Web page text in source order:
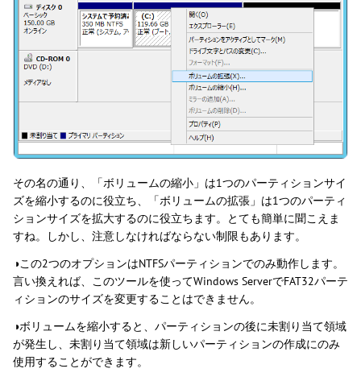
その名の通り、「ボリュームの縮小」は1つのパーティションサイ
ズを縮小するのに役立ち、「ボリュームの拡張」は1つのパーティ
ションサイズを拡大するのに役立ちます。とても簡単に聞こえま
すね。しかし、注意しなければならない制限もあります。
◑この2つのオプションはNTFSパーティションでのみ動作します。
言い換えれば、このツールを使ってWindows ServerでFAT32パーテ
ィションのサイズを変更することはできません。
◑ボリュームを縮小すると、パーティションの後に未割り当て領域
が発生し、未割り当て領域は新しいパーティションの作成にのみ
使用することができます。